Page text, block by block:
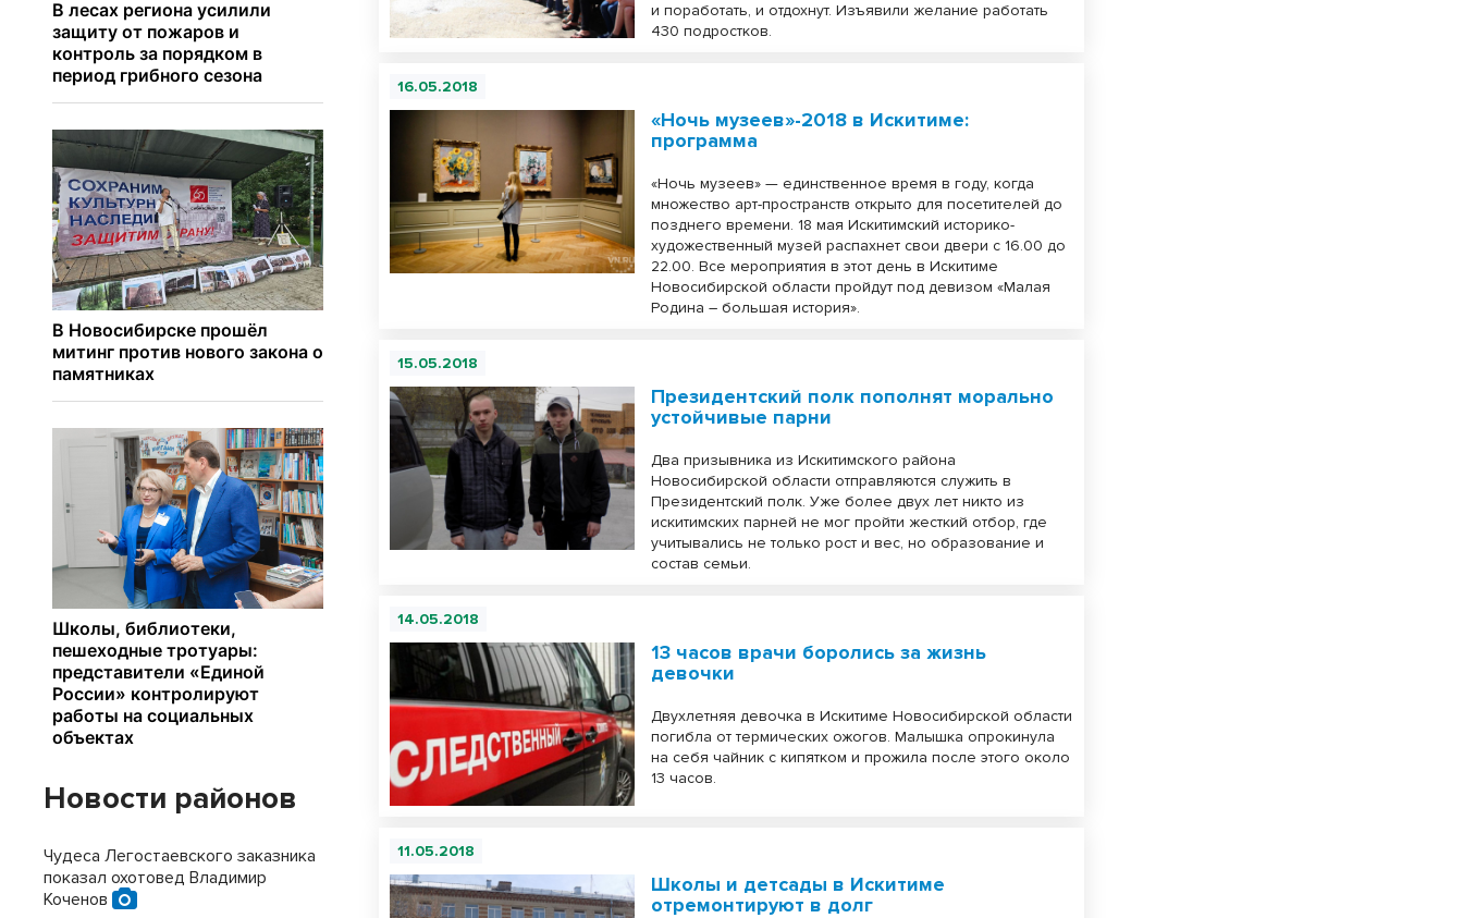
и поработать, и отдохнут. Изъявили желание работать
430 подростков.
16.05.2018
«Ночь музеев»-2018 в Искитиме:
программа
«Ночь музеев» — единственное время в году, когда
множество арт-пространств открыто для посетителей до
позднего времени. 18 мая Искитимский историко-
художественный музей распахнет свои двери с 16.00 до
22.00. Все мероприятия в этот день в Искитиме
Новосибирской области пройдут под девизом «Малая
Родина – большая история».
15.05.2018
Президентский полк пополнят морально
устойчивые парни
Два призывника из Искитимского района
Новосибирской области отправляются служить в
Президентский полк. Уже более двух лет никто из
искитимских парней не мог пройти жесткий отбор, где
учитывались не только рост и вес, но образование и
состав семьи.
14.05.2018
13 часов врачи боролись за жизнь
девочки
Двухлетняя девочка в Искитиме Новосибирской области
погибла от термических ожогов. Малышка опрокинула
на себя чайник с кипятком и прожила после этого около
13 часов.
11.05.2018
Школы и детсады в Искитиме
отремонтируют в долг
Новости районов
Чудеса Легостаевского заказника
показал охотовед Владимир
Коченов